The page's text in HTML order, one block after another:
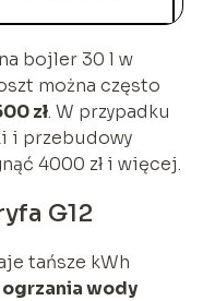
bojler 30 l w
można często
zł. W przypadku
i przebudowy
4000 zł i więcej.
G12
tańsze kWh
wody